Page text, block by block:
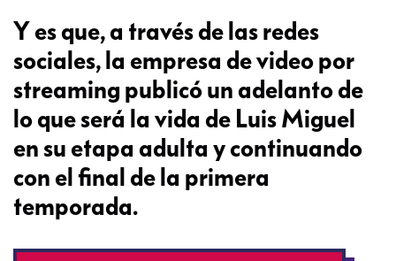
Y es que, a través de las redes
sociales, la empresa de video por
streaming publicó un adelanto de
lo que será la vida de Luis Miguel
en su etapa adulta y continuando
con el final de la primera
temporada.